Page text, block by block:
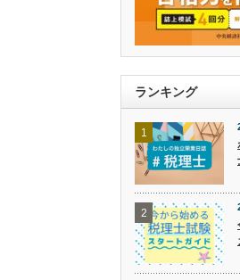
ランキング
1
2